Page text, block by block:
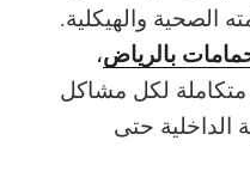
الصحية والهيكلية.
بالرياض،
لكل مشاكل
الداخلية حتى